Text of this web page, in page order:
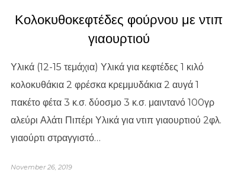
Κολοκυθοκεφτέδες φούρνου με ντιπ
γιαουρτιού
Υλικά (12-15 τεμάχια) Υλικά για κεφτέδες 1 κιλό
κολοκυθάκια 2 φρέσκα κρεμμυδάκια 2 αυγά 1
πακέτο φέτα 3 κ.σ. δύοσμο 3 κ.σ. μαιντανό 100γρ
αλεύρι Αλάτι Πιπέρι Υλικά για ντιπ γιαουρτιού 2φλ.
γιαούρτι στραγγιστό…
November 26, 2019